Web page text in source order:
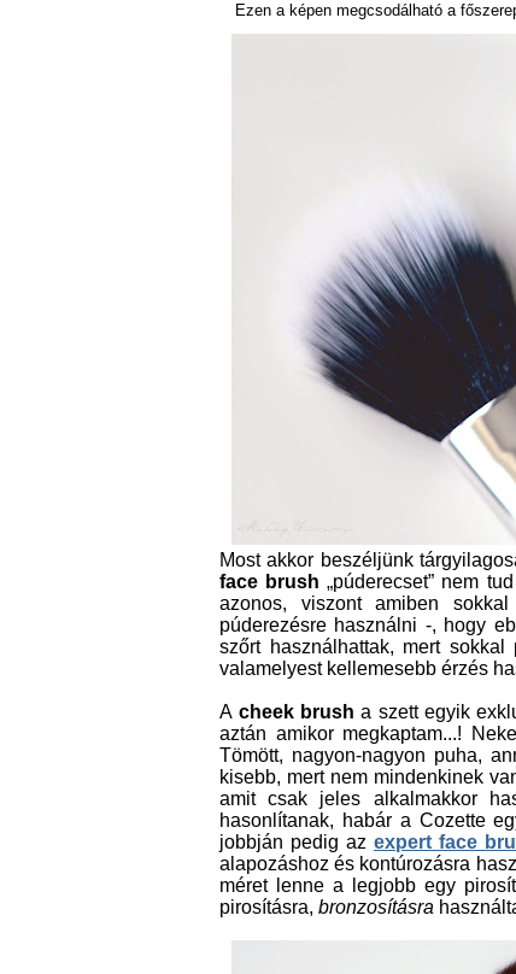
Ezen a képen megcsodálható a
Most akkor beszéljünk
face brush „púderecset” nem
azonos, viszont amiben
púderezésre használni -, hogy
szőrt használhattak, mert
valamelyest kellemesebb érzés
Acheek brush a szett egyik
aztán amikor megkaptam...!
Tömött, nagyon-nagyon puha,
kisebb, mert nem mindenkinek
amit csak jeles alkalmakkor
hasonlítanak, habár a Cozette
jobbján pedig az expert face
alapozáshoz és kontúrozásra
méret lenne a legjobb egy
pirosításra, bronzosításra